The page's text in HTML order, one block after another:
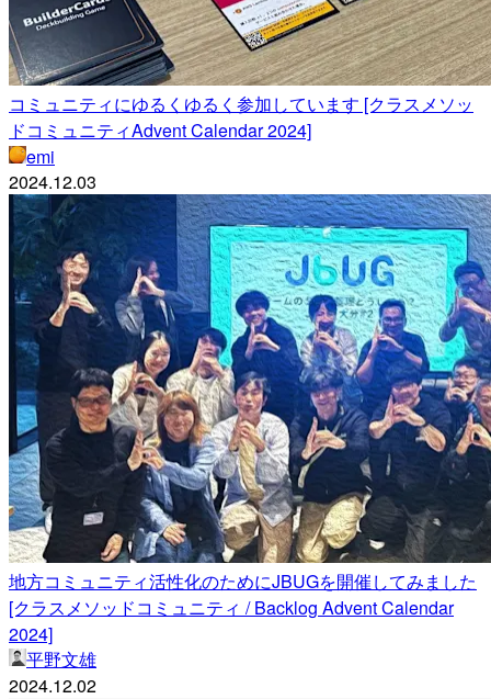
コミュニティにゆるくゆるく参加しています [クラスメソッ
ドコミュニティAdvent Calendar 2024]
emi
2024.12.03
地方コミュニティ活性化のためにJBUGを開催してみました
[クラスメソッドコミュニティ / Backlog Advent Calendar
2024]
平野文雄
2024.12.02